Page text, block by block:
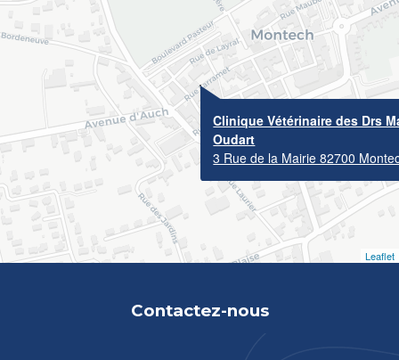
Clinique Vétérinaire des Drs
Oudart
3 Rue de la Mairie 82700
Leaflet
Contactez-nous